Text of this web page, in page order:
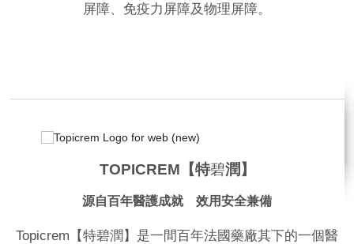
屏障、免疫力屏障及物理屏障。
TOPICREM【特碧潤】
源自百年醫護成就 效用安全兼備
Topicrem【特碧潤】是一間百年法國藥廠其下的一個醫